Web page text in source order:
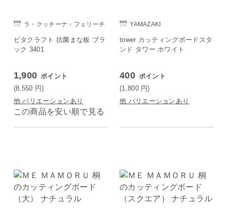
ラ・クッチーナ・フェリーチ
ビタクラフト 抗菌まな板 ブラ
ック 3401
1,900 ポイント
(8,550 円)
他 バリエーションあり
この商品を安い順で見る
YAMAZAKI
tower カッティングボードスタ
ンド タワー ホワイト
400 ポイント
(1,800 円)
他 バリエーションあり